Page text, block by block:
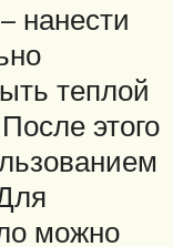
нанести
теплой
этого
можно